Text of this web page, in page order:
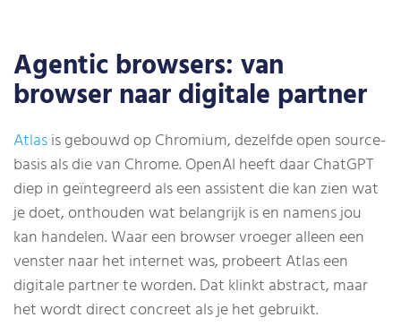
Agentic browsers: van
browser naar digitale partner
Atlasis gebouwd op Chromium, dezelfde open source-
basis als die van Chrome. OpenAI heeft daar ChatGPT
diep in geïntegreerd als een assistent die kan zien wat
je doet, onthouden wat belangrijk is en namens jou
kan handelen. Waar een browser vroeger alleen een
venster naar het internet was, probeert Atlas een
digitale partner te worden. Dat klinkt abstract, maar
het wordt direct concreet als je het gebruikt.